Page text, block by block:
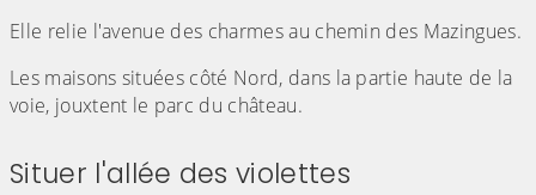
Elle relie l'avenue des charmes au chemin des Mazingues.
Les maisons situées côté Nord, dans la partie haute de la
voie, jouxtent le parc du château.
Situer l'allée des violettes